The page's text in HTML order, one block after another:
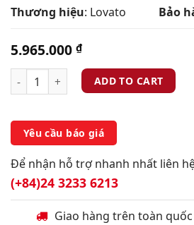
Thương hiệu: Lovato Bảo
5.965.000 ₫
ADD TO CART
Yêu cầu báo giá
Để nhận hỗ trợ nhanh nhất liên
(+84)24 3233 6213
Giao hàng trên toàn quốc